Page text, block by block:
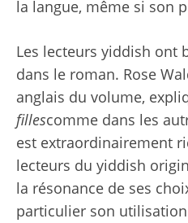
la langue, même si son
Les lecteurs yiddish ont
dans le roman. Rose
anglais du volume,
fillescomme dans les
est extraordinairement
lecteurs du yiddish
la résonance de ses
particulier son